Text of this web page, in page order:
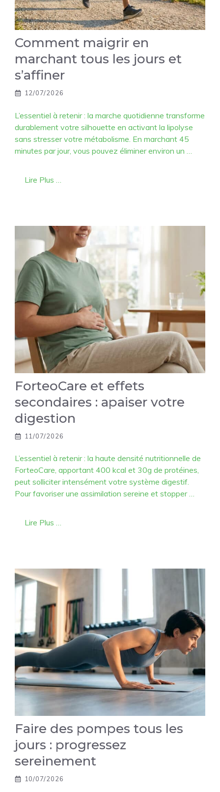
Comment maigrir en
marchant tous les jours et
s’affiner
12/07/2026
L’essentiel à retenir : la marche quotidienne transforme
durablement votre silhouette en activant la lipolyse
sans stresser votre métabolisme. En marchant 45
minutes par jour, vous pouvez éliminer environ un …
Lire Plus …
ForteoCare et effets
secondaires : apaiser votre
digestion
11/07/2026
L’essentiel à retenir : la haute densité nutritionnelle de
ForteoCare, apportant 400 kcal et 30g de protéines,
peut solliciter intensément votre système digestif.
Pour favoriser une assimilation sereine et stopper …
Lire Plus …
Faire des pompes tous les
jours : progressez
sereinement
10/07/2026